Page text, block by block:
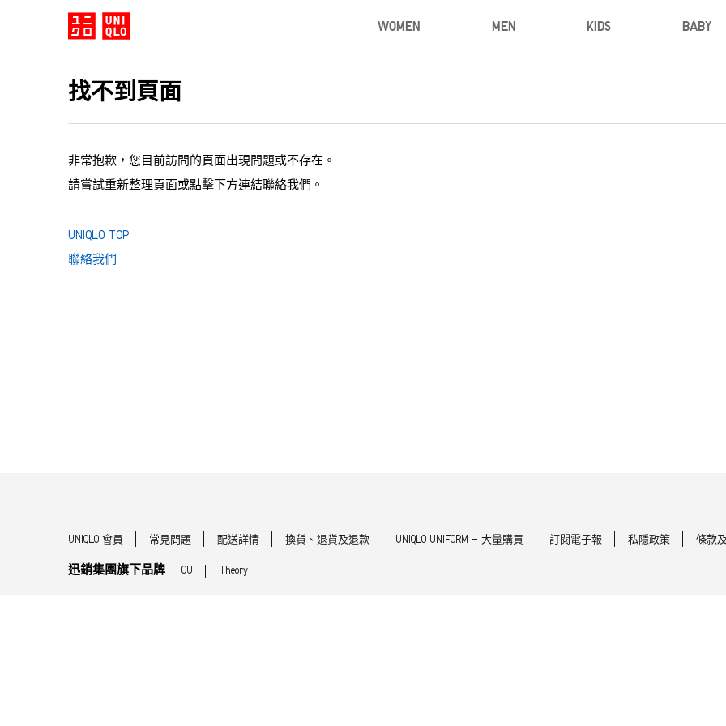
WOMEN MEN KIDS BABY
找不到頁面
非常抱歉，您目前訪問的頁面出現問題或不存在。
請嘗試重新整理頁面或點擊下方連結聯絡我們。
UNIQLO TOP
聯絡我們
UNIQLO 會員 常見問題 配送詳情 換貨、退貨及退款 UNIQLO UNIFORM - 大量購買 訂閱電子報 私隱政策 條款
迅銷集團旗下品牌 GU Theory